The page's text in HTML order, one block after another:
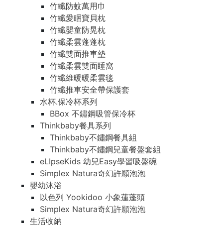
竹纖防蚊萬用巾
竹纖愛睏寶貝枕
竹纖嬰童防晃枕
竹纖柔雲蓬蓬枕
竹纖雙面推車墊
竹纖柔雲雙面睡窩
竹纖維暖暖柔雲毯
竹纖推車安全帶保護套
水杯.保冷杯系列
BBox 不鏽鋼吸管保冷杯
Thinkbaby餐具系列
Thinkbaby不鏽鋼餐具組
Thinkbaby不鏽鋼兒童餐盤套組
eLIpseKids 幼兒Easy學習吸盤碗
Simplex Natura奇幻許願泡泡
嬰幼沐浴
以色列 Yookidoo 小象蓮蓬頭
Simplex Natura奇幻許願泡泡
生活收納